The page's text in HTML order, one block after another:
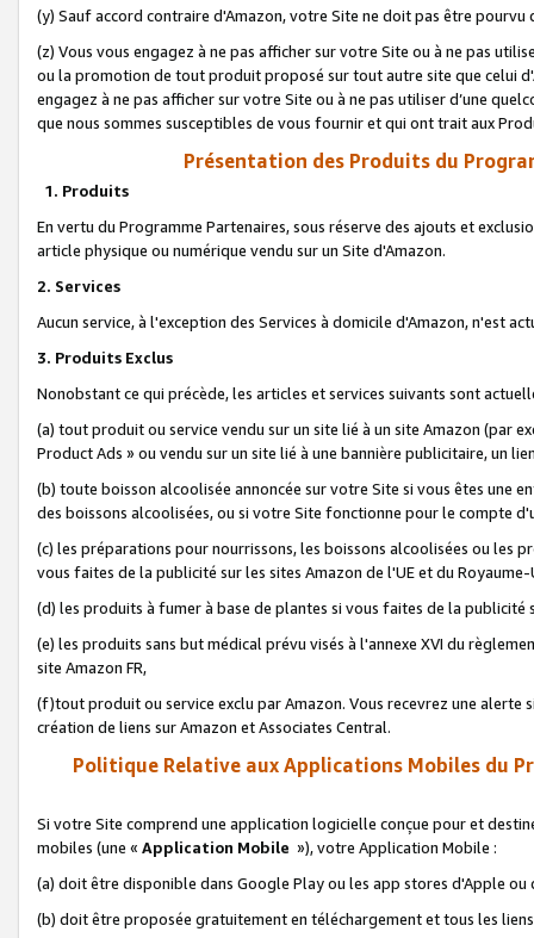
(y) Sauf accord contraire d'Amazon, votre Site ne doit pas être
(z) Vous vous engagez à ne pas afficher sur votre Site ou à ne pas
ou la promotion de tout produit proposé sur tout autre site que celui
engagez à ne pas afficher sur votre Site ou à ne pas utiliser d’une
que nous sommes susceptibles de vous fournir et qui ont trait aux
Présentation des Produits du
1. Produits
En vertu du Programme Partenaires, sous réserve des ajouts et
article physique ou numérique vendu sur un Site d'Amazon.
2. Services
Aucun service, à l'exception des Services à domicile d'Amazon, n'est
3. Produits Exclus
Nonobstant ce qui précède, les articles et services suivants sont
(a) tout produit ou service vendu sur un site lié à un site Amazon (par
Product Ads » ou vendu sur un site lié à une bannière publicitaire, un
(b) toute boisson alcoolisée annoncée sur votre Site si vous êtes une
des boissons alcoolisées, ou si votre Site fonctionne pour le compte
(c) les préparations pour nourrissons, les boissons alcoolisées ou les
vous faites de la publicité sur les sites Amazon de l'UE et du Royaume-
(d) les produits à fumer à base de plantes si vous faites de la publicité
(e) les produits sans but médical prévu visés à l'annexe XVI du
site Amazon FR,
(f)tout produit ou service exclu par Amazon. Vous recevrez une alerte
création de liens sur Amazon et Associates Central.
Politique Relative aux Applications Mobiles du
Si votre Site comprend une application logicielle conçue pour et
mobiles (une « Application Mobile »), votre Application Mobile :
(a) doit être disponible dans Google Play ou les app stores d'Apple ou
(b) doit être proposée gratuitement en téléchargement et tous les